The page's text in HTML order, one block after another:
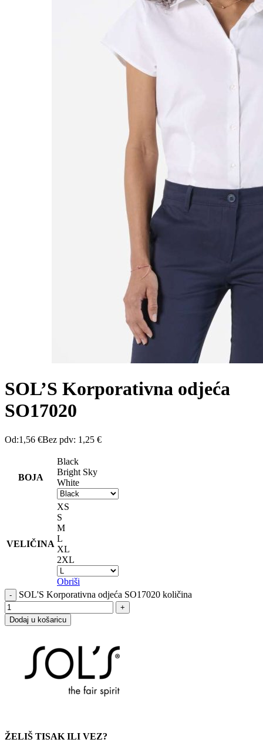
SOL’S Korporativna odjeća
SO17020
Od:1,56 €Bez pdv: 1,25 €
BOJA
Black
Bright Sky
White
VELIČINA
XS
S
M
L
XL
2XL
Obriši
SOL'S Korporativna odjeća SO17020 količina
Dodaj u košaricu
ŽELIŠ TISAK ILI VEZ?